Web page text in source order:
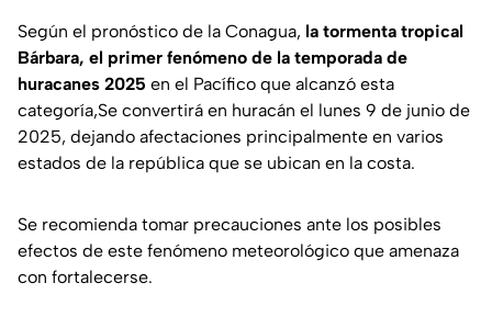
Según el pronóstico de la Conagua, la tormenta tropical
Bárbara, el primer fenómeno de la temporada de
huracanes 2025 en el Pacífico que alcanzó esta
categoría,Se convertirá en huracán el lunes 9 de junio de
2025, dejando afectaciones principalmente en varios
estados de la república que se ubican en la costa.
Se recomienda tomar precauciones ante los posibles
efectos de este fenómeno meteorológico que amenaza
con fortalecerse.